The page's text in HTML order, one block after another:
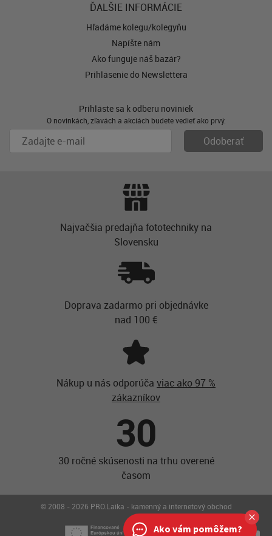
ĎALŠIE INFORMÁCIE
Hľadáme kolegu/kolegyňu
Napíšte nám
Ako funguje náš bazár?
Prihlásenie do Newslettera
Prihláste sa k odberu noviniek
O novinkách, zľavách a akciách budete vedieť ako prvý.
Najvačšia predajňa fototechniky na
Slovensku
Doprava zadarmo pri objednávke
nad 100 €
Nákup u nás odporúča viac ako 97 %
zákazníkov
30
30 ročné skúsenosti na trhu overené
časom
© 2008 - 2026 PRO.Laika - kamenný a internetový obchod
Ako vám pomôžem?